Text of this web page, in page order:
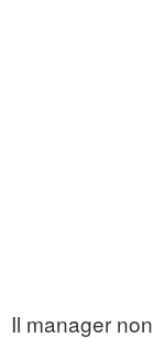
Il manager